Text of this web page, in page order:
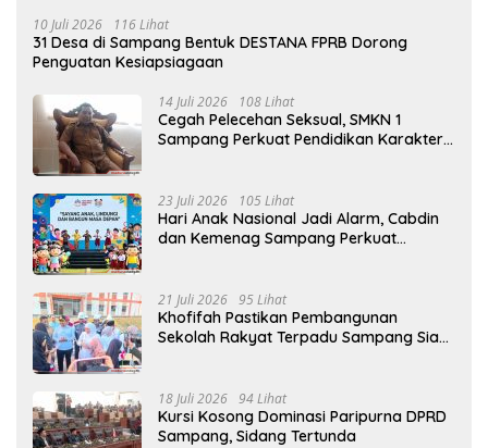
10 Juli 2026 116 Lihat
31 Desa di Sampang Bentuk DESTANA FPRB Dorong
Penguatan Kesiapsiagaan
14 Juli 2026 108 Lihat
Cegah Pelecehan Seksual, SMKN 1
Sampang Perkuat Pendidikan Karakter
23 Juli 2026 105 Lihat
Hari Anak Nasional Jadi Alarm, Cabdin
dan Kemenag Sampang Perkuat
21 Juli 2026 95 Lihat
Khofifah Pastikan Pembangunan
Sekolah Rakyat Terpadu Sampang Siap
18 Juli 2026 94 Lihat
Kursi Kosong Dominasi Paripurna DPRD
Sampang, Sidang Tertunda